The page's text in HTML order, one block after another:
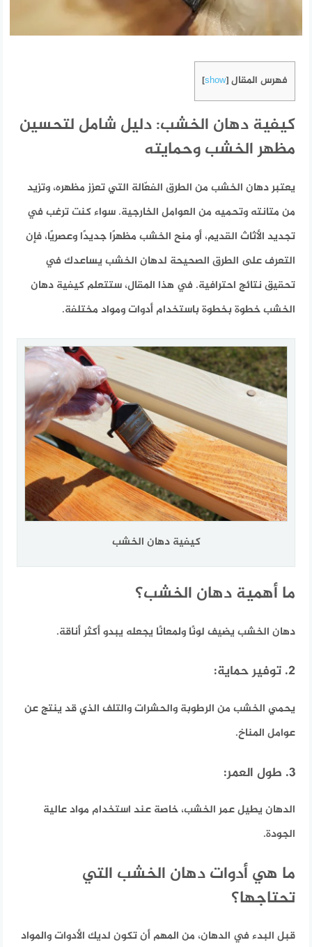
فهرس المقال [
show
]
كيفية دهان الخشب: دليل شامل لتحسين
مظهر الخشب وحمايته
يعتبر دهان الخشب من الطرق الفعّالة التي تعزز مظهره، وتزيد
من متانته وتحميه من العوامل الخارجية. سواء كنت ترغب في
تجديد الأثاث القديم، أو منح الخشب مظهرًا جديدًا وعصريًا، فإن
التعرف على الطرق الصحيحة لدهان الخشب يساعدك في
تحقيق نتائج احترافية. في هذا المقال، ستتعلم كيفية دهان
الخشب خطوة بخطوة باستخدام أدوات ومواد مختلفة.
كيفية دهان الخشب
ما أهمية دهان الخشب؟
دهان الخشب يضيف لونًا ولمعانًا يجعله يبدو أكثر أناقة.
2. توفير حماية:
يحمي الخشب من الرطوبة والحشرات والتلف الذي قد ينتج عن
عوامل المناخ.
3. طول العمر:
الدهان يطيل عمر الخشب، خاصة عند استخدام مواد عالية
الجودة.
ما هي أدوات دهان الخشب التي
تحتاجها؟
قبل البدء في الدهان، من المهم أن تكون لديك الأدوات والمواد